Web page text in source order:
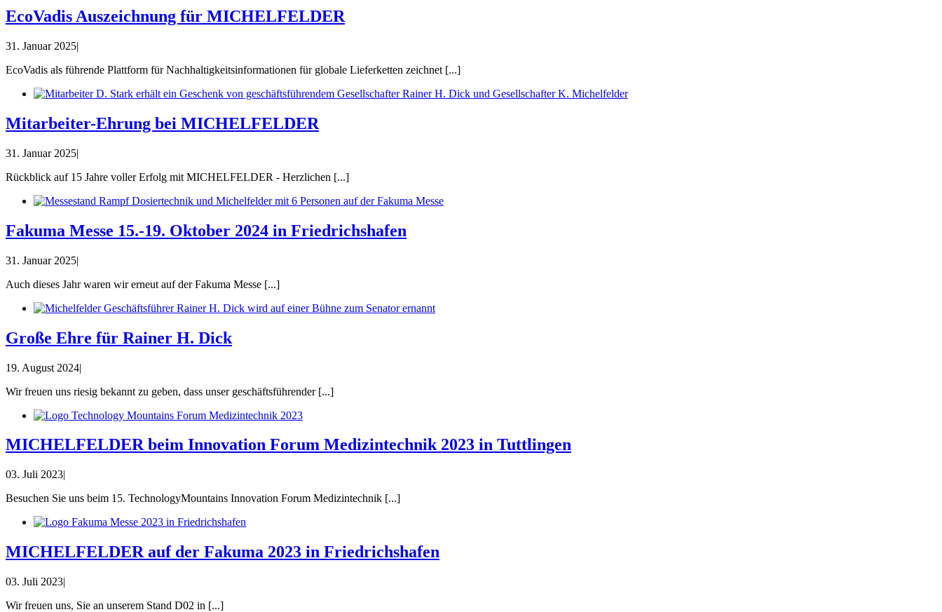
EcoVadis Auszeichnung für MICHELFELDER
31. Januar 2025|
EcoVadis als führende Plattform für Nachhaltigkeitsinformationen für globale Lieferketten zeichnet [...]
Mitarbeiter-Ehrung bei MICHELFELDER
31. Januar 2025|
Rückblick auf 15 Jahre voller Erfolg mit MICHELFELDER - Herzlichen [...]
Fakuma Messe 15.-19. Oktober 2024 in Friedrichshafen
31. Januar 2025|
Auch dieses Jahr waren wir erneut auf der Fakuma Messe [...]
Große Ehre für Rainer H. Dick
19. August 2024|
Wir freuen uns riesig bekannt zu geben, dass unser geschäftsführender [...]
MICHELFELDER beim Innovation Forum Medizintechnik 2023 in Tuttlingen
03. Juli 2023|
Besuchen Sie uns beim 15. TechnologyMountains Innovation Forum Medizintechnik [...]
MICHELFELDER auf der Fakuma 2023 in Friedrichshafen
03. Juli 2023|
Wir freuen uns, Sie an unserem Stand D02 in [...]